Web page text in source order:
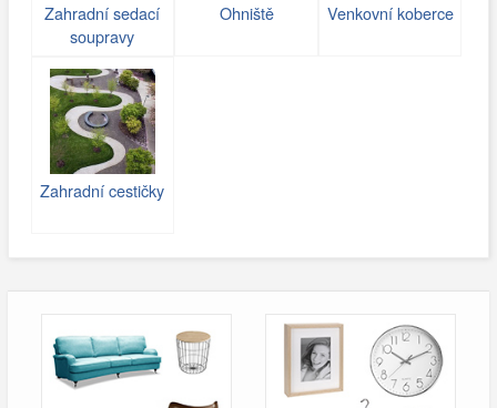
Zahradní sedací
soupravy
Ohniště Venkovní koberce
Zahradní cestičky